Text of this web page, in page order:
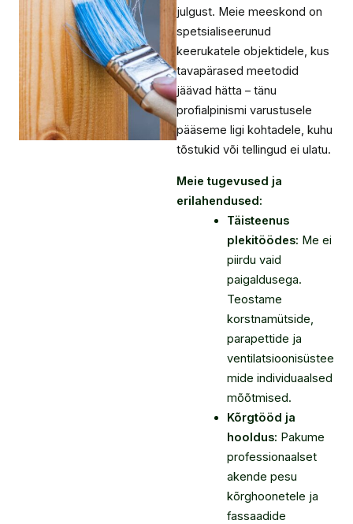
julgust. Meie meeskond on
spetsialiseerunud
keerukatele objektidele, kus
tavapärased meetodid
jäävad hätta – tänu
profialpinismi varustusele
pääseme ligi kohtadele, kuhu
tõstukid või tellingud ei ulatu.
Meie tugevused ja
erilahendused:
Täisteenus
plekitöödes: Me ei
piirdu vaid
paigaldusega.
Teostame
korstnamütside,
parapettide ja
ventilatsioonisüstee
mide individuaalsed
mõõtmised.
Kõrgtööd ja
hooldus: Pakume
professionaalset
akende pesu
kõrghoonetele ja
fassaadide